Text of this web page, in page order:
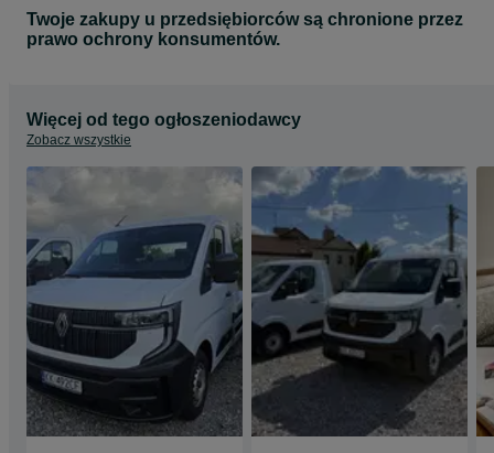
Twoje zakupy u przedsiębiorców są chronione przez
prawo ochrony konsumentów.
Więcej od tego ogłoszeniodawcy
Zobacz wszystkie